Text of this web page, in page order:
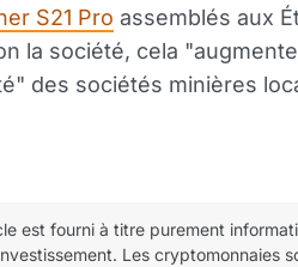
S21 Pro assemblés aux
la société, cela
des sociétés minières
est fourni à titre purement
Les cryptomonnaies